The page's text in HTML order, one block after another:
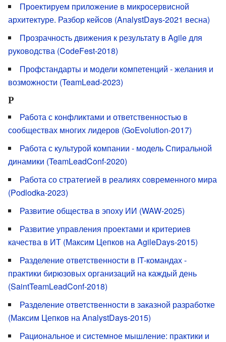
Проектируем приложение в микросервисной
архитектуре. Разбор кейсов (AnalystDays-2021 весна)
Прозрачность движения к результату в Agile для
руководства (CodeFest-2018)
Профстандарты и модели компетенций - желания и
возможности (TeamLead-2023)
Р
Работа с конфликтами и ответственностью в
сообществах многих лидеров (GoEvolution-2017)
Работа с культурой компании - модель Спиральной
динамики (TeamLeadConf-2020)
Работа со стратегией в реалиях современного мира
(Podlodka-2023)
Развитие общества в эпоху ИИ (WAW-2025)
Развитие управления проектами и критериев
качества в ИТ (Максим Цепков на AgileDays-2015)
Разделение ответственности в IT-командах -
практики бирюзовых организаций на каждый день
(SaintTeamLeadConf-2018)
Разделение ответственности в заказной разработке
(Максим Цепков на AnalystDays-2015)
Рациональное и системное мышление: практики и